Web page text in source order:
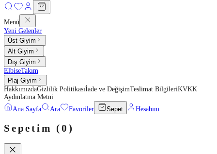
Menü
Yeni Gelenler
Üst Giyim
Alt Giyim
Dış Giyim
ElbiseTakım
Plaj Giyim
HakkımızdaGizlilik Politikasıİade ve DeğişimTeslimat BilgileriKVKK
Aydınlatma Metni
Ana Sayfa
Ara Favoriler Sepet Hesabım
Sepetim (0 )